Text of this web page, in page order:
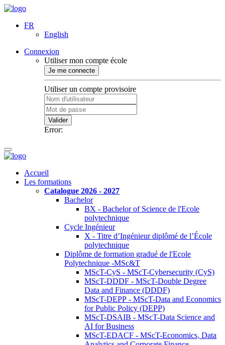
FR
English
Connexion
Utiliser mon compte école
Je me connecte
Utiliser un compte provisoire
Valider
Error:
Accueil
Les formations
Catalogue 2026 - 2027
Bachelor
BX - Bachelor of Science de l'Ecole
polytechnique
Cycle Ingénieur
X - Titre d’Ingénieur diplômé de l’École
polytechnique
Diplôme de formation gradué de l'Ecole
Polytechnique -MSc&T
MScT-CyS - MScT-Cybersecurity (CyS)
MScT-DDDF - MScT-Double Degree
Data and Finance (DDDF)
MScT-DEPP - MScT-Data and Economics
for Public Policy (DEPP)
MScT-DSAIB - MScT-Data Science and
AI for Business
MScT-EDACF - MScT-Economics, Data